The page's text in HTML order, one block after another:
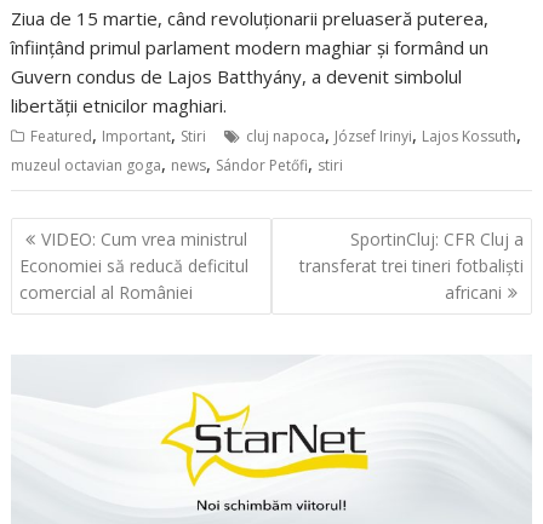
Ziua de 15 martie, când revoluționarii preluaseră puterea,
înființând primul parlament modern maghiar și formând un
Guvern condus de Lajos Batthyány, a devenit simbolul
libertăţii etnicilor maghiari.
Featured, Important, Stiri cluj napoca, József Irinyi, Lajos Kossuth,
muzeul octavian goga, news, Sándor Petőfi, stiri
Navigare
în
articole
VIDEO: Cum vrea ministrul
Economiei să reducă deficitul
comercial al României
SportinCluj: CFR Cluj a
transferat trei tineri fotbaliști
africani